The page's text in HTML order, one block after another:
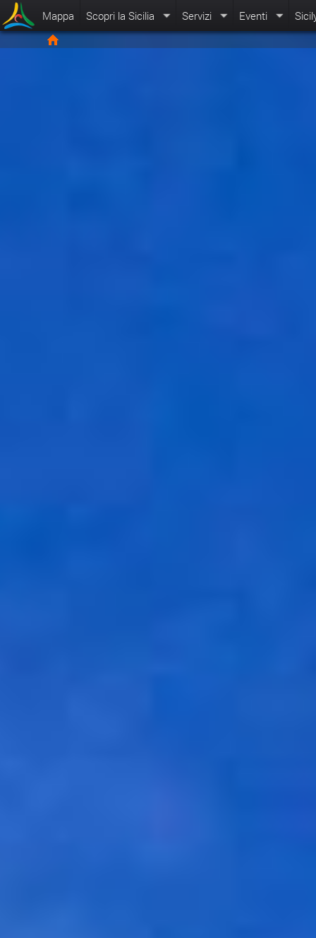
Mappa Scopri la Sicilia Servizi Eventi